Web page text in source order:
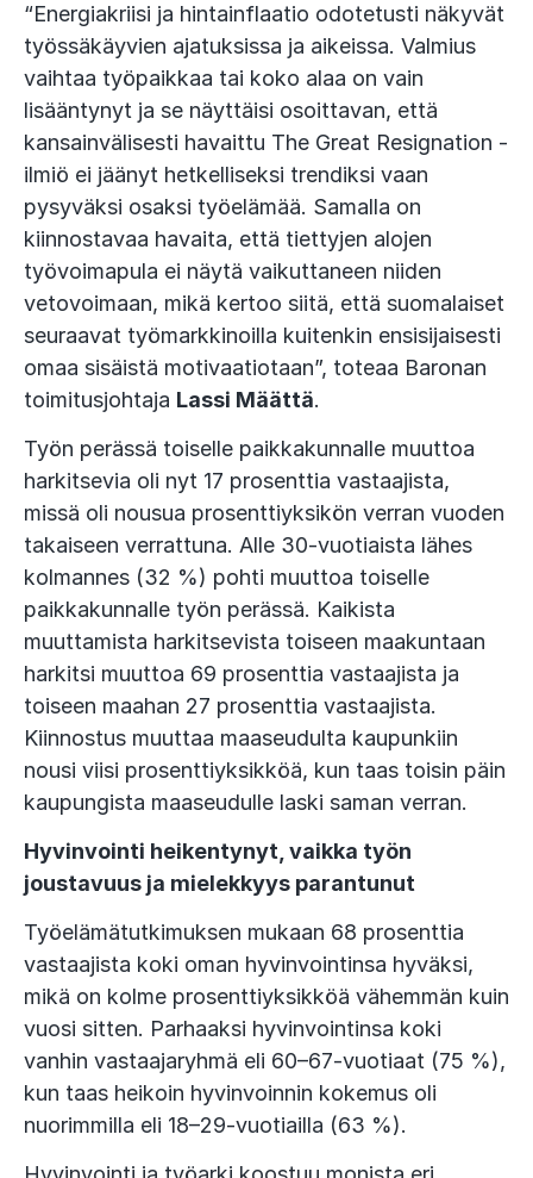
“Energiakriisi ja hintainflaatio odotetusti näkyvät
työssäkäyvien ajatuksissa ja aikeissa. Valmius
vaihtaa työpaikkaa tai koko alaa on vain
lisääntynyt ja se näyttäisi osoittavan, että
kansainvälisesti havaittu The Great Resignation -
ilmiö ei jäänyt hetkelliseksi trendiksi vaan
pysyväksi osaksi työelämää. Samalla on
kiinnostavaa havaita, että tiettyjen alojen
työvoimapula ei näytä vaikuttaneen niiden
vetovoimaan, mikä kertoo siitä, että suomalaiset
seuraavat työmarkkinoilla kuitenkin ensisijaisesti
omaa sisäistä motivaatiotaan”, toteaa Baronan
toimitusjohtaja Lassi Määttä.
Työn perässä toiselle paikkakunnalle muuttoa
harkitsevia oli nyt 17 prosenttia vastaajista,
missä oli nousua prosenttiyksikön verran vuoden
takaiseen verrattuna. Alle 30-vuotiaista lähes
kolmannes (32 %) pohti muuttoa toiselle
paikkakunnalle työn perässä. Kaikista
muuttamista harkitsevista toiseen maakuntaan
harkitsi muuttoa 69 prosenttia vastaajista ja
toiseen maahan 27 prosenttia vastaajista.
Kiinnostus muuttaa maaseudulta kaupunkiin
nousi viisi prosenttiyksikköä, kun taas toisin päin
kaupungista maaseudulle laski saman verran.
Hyvinvointi heikentynyt, vaikka työn
joustavuus ja mielekkyys parantunut
Työelämätutkimuksen mukaan 68 prosenttia
vastaajista koki oman hyvinvointinsa hyväksi,
mikä on kolme prosenttiyksikköä vähemmän kuin
vuosi sitten. Parhaaksi hyvinvointinsa koki
vanhin vastaajaryhmä eli 60–67-vuotiaat (75 %),
kun taas heikoin hyvinvoinnin kokemus oli
nuorimmilla eli 18–29-vuotiailla (63 %).